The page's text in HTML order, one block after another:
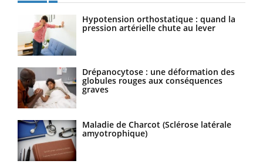
Hypotension orthostatique : quand la
pression artérielle chute au lever
Drépanocytose : une déformation des
globules rouges aux conséquences
graves
Maladie de Charcot (Sclérose latérale
amyotrophique)